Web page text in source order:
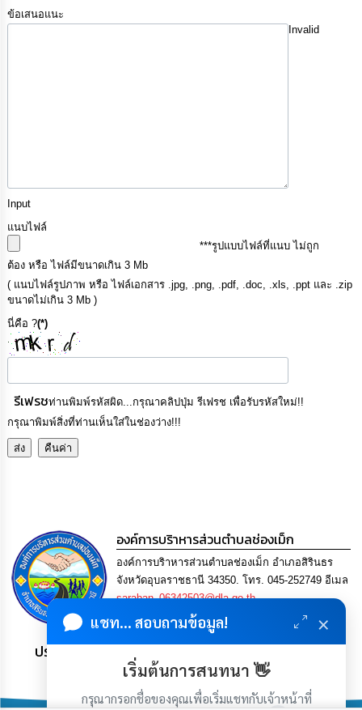
ข้อเสนอแนะ
Invalid
Input
แนบไฟล์
***รูปแบบไฟล์ที่แนบ ไม่ถูก
ต้อง หรือ ไฟล์มีขนาดเกิน 3 Mb
( แนบไฟล์รูปภาพ หรือ ไฟล์เอกสาร .jpg, .png, .pdf, .doc, .xls, .ppt และ .zip
ขนาดไม่เกิน 3 Mb )
นี่คือ ?(*)
รีเฟรชท่านพิมพ์รหัสผิด...กรุณาคลิปปุ่ม รีเฟรช เพื่อรับรหัสใหม่!!
กรุณาพิมพ์สิ่งที่ท่านเห็นใส่ในช่องว่าง!!!
องค์การบริาหารส่วนตำบลช่องเม็ก
องค์การบริาหารส่วนตำบลช่องเม็ก อำเภอสิรินธร
จังหวัดอุบลราชธานี 34350. โทร. 045-252749 อีเมล
saraban_06342503@dla.go.th
ประชาชน มีภูมิคุ้มกัน พึ่งพาตนเอง พอเพียง เป็นสุข
แชท... สอบถามข้อมูล! ×
เริ่มต้นการสนทนา 👋
กรุณากรอกชื่อของคุณเพื่อเริ่มแชทกับเจ้าหน้าที่